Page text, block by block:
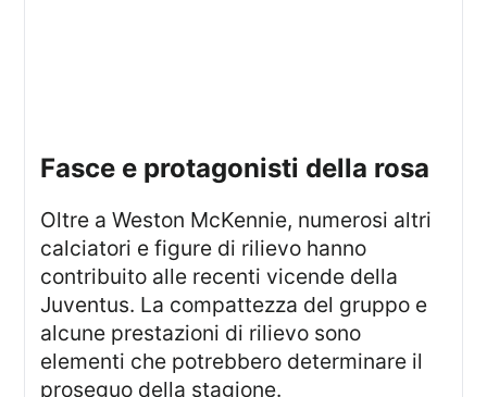
fasce e protagonisti della rosa
Oltre a Weston McKennie, numerosi altri
calciatori e figure di rilievo hanno
contribuito alle recenti vicende della
Juventus. La compattezza del gruppo e
alcune prestazioni di rilievo sono
elementi che potrebbero determinare il
proseguo della stagione.